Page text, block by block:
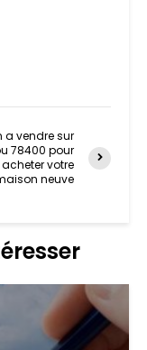
a vendre sur
78400 pour
acheter votre
neuve